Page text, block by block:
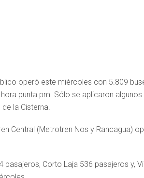
operó este miércoles con 5.809
punta pm. Sólo se aplicaron
la Cisterna.
Central (Metrotren Nos y Rancagua)
pasajeros, Corto Laja 536 pasajeros y,